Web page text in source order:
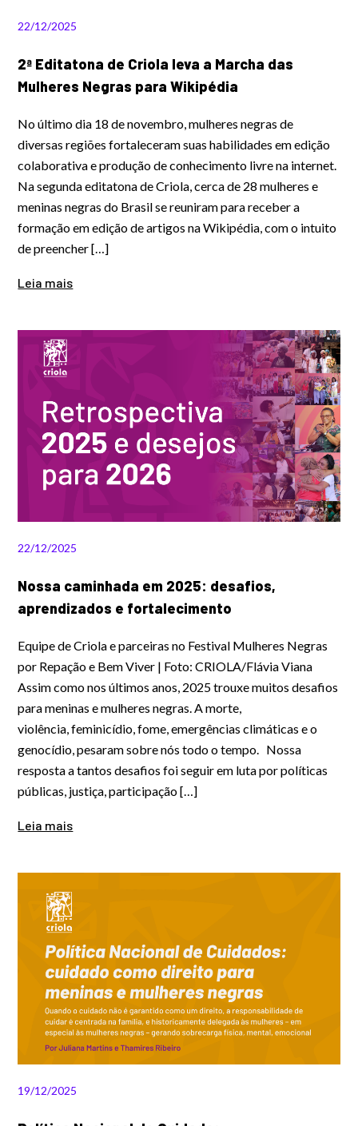
22/12/2025
2ª Editatona de Criola leva a Marcha das
Mulheres Negras para Wikipédia
No último dia 18 de novembro, mulheres negras de
diversas regiões fortaleceram suas habilidades em edição
colaborativa e produção de conhecimento livre na internet.
Na segunda editatona de Criola, cerca de 28 mulheres e
meninas negras do Brasil se reuniram para receber a
formação em edição de artigos na Wikipédia, com o intuito
de preencher […]
Leia mais
22/12/2025
Nossa caminhada em 2025: desafios,
aprendizados e fortalecimento
Equipe de Criola e parceiras no Festival Mulheres Negras
por Repação e Bem Viver | Foto: CRIOLA/Flávia Viana
Assim como nos últimos anos, 2025 trouxe muitos desafios
para meninas e mulheres negras. A morte,
violência, feminicídio, fome, emergências climáticas e o
genocídio, pesaram sobre nós todo o tempo. Nossa
resposta a tantos desafios foi seguir em luta por políticas
públicas, justiça, participação […]
Leia mais
19/12/2025